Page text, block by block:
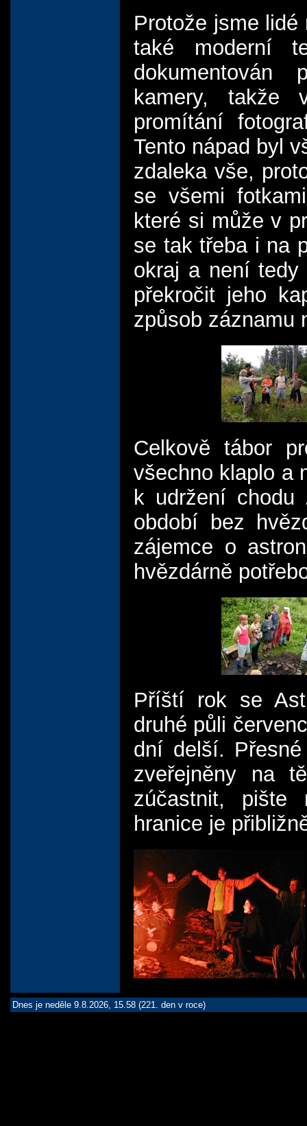
Protože jsme
také moderní
dokumentován
kamery, takže
promítání
Tento nápad byl
zdaleka vše,
se všemi
které si může v
se tak třeba i na
okraj a není
překročit jeho
způsob záznamu
Celkově tábor
všechno klaplo a
k udržení chodu
období bez
zájemce o
hvězdárně
Příští rok se
druhé půli
dní delší.
zveřejněny na
zúčastnit,
hranice je
Dnes je neděle 9.8.2026, 15.58 (221. den v roce)